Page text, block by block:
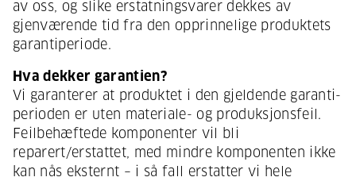
av oss, og slike erstatningsvarer dekkes av
gjenværende tid fra den opprinnelige produktets
garantiperiode.
Hva dekker garantien?
Vi garanterer at produktet i den gjeldende garanti­
perioden er uten materiale- og produksjonsfeil.
Feilbehæftede komponenter vil bli
reparert/erstattet, med mindre komponenten ikke
kan nås eksternt – i så fall erstatter vi hele